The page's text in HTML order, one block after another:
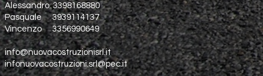
Alessandro 3398168880
Pasquale 3939114137
Vincenzo 3356990649
info@nuovacostruzionisrl.it
infonuovacostruzioni.srl@pec.it